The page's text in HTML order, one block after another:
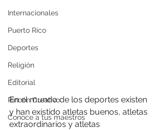
Internacionales
Puerto Rico
Deportes
Religión
Editorial
Rincón Creativo
Conoce a tus maestros
En el mundo de los deportes existen
y han existido atletas buenos, atletas
extraordinarios y atletas